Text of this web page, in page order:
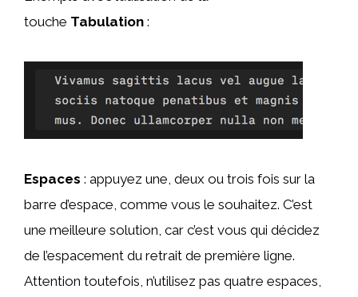
touche Tabulation :
Espaces : appuyez une, deux ou trois fois sur la
barre d’espace, comme vous le souhaitez. C’est
une meilleure solution, car c’est vous qui décidez
de l’espacement du retrait de première ligne.
Attention toutefois, n’utilisez pas quatre espaces,